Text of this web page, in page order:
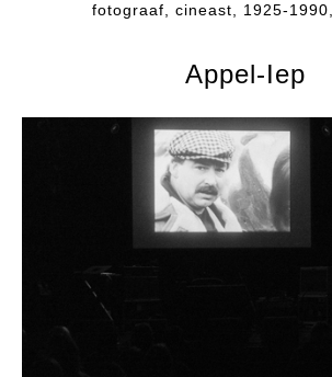
fotograaf, cineast, 1925-1990,
Appel-Iep